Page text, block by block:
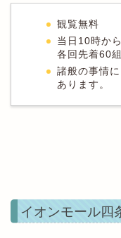
観覧無料
当日10時か
各回先着60
諸般の事情
あります。
イオンモール四